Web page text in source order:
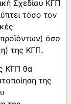
Σχεδίου ΚΓΠ
τόσο τον
όσο
της ΚΓΠ.
ΚΓΠ θα
της